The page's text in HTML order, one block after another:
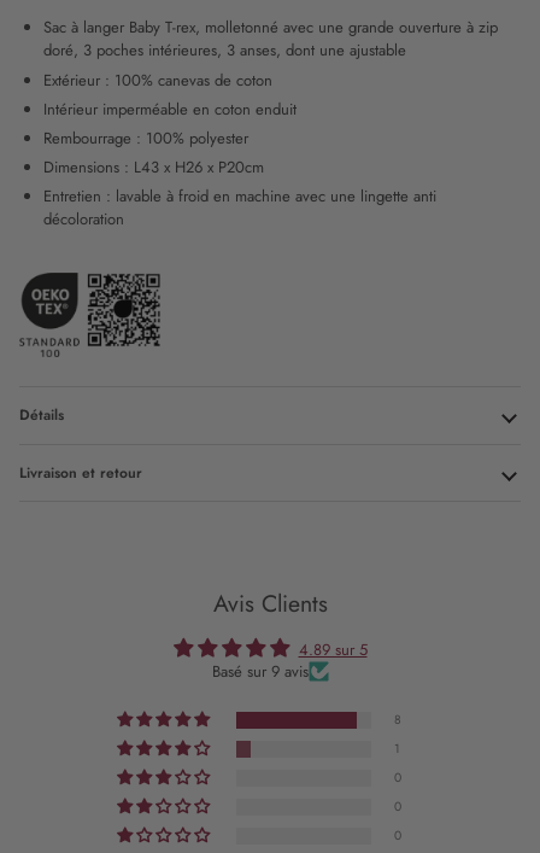
Sac à langer Baby T-rex, molletonné avec une grande ouverture à zip
doré, 3 poches intérieures, 3 anses, dont une ajustable
Extérieur : 100% canevas de coton
Intérieur imperméable en coton enduit
Rembourrage : 100% polyester
Dimensions : L43 x H26 x P20cm
Entretien : lavable à froid en machine avec une lingette anti
décoloration
Détails
Livraison et retour
Avis Clients
4.89 sur 5
Basé sur 9 avis
8
1
0
0
0